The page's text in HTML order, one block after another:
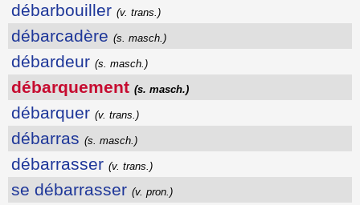
débarbouiller (v. trans.)
débarcadère (s. masch.)
débardeur (s. masch.)
débarquement (s. masch.)
débarquer (v. trans.)
débarras (s. masch.)
débarrasser (v. trans.)
se débarrasser (v. pron.)